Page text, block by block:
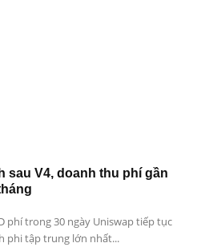
sau V4, doanh thu phí gần
phí trong 30 ngày Uniswap tiếp tục
phi tập trung lớn nhất...